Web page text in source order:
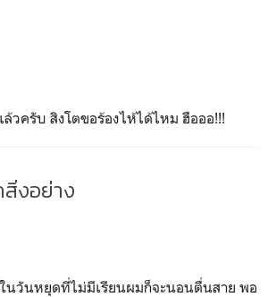
วครับ สิงโตขอร้องไห้ได้ไหม ฮือออ!!!
งอย่าง
วันหยุดที่ไม่มีเรียนผมก็จะนอนตื่นสาย พอ